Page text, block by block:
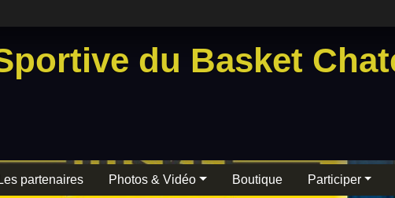
du Basket
Les partenaires Photos & Vidéo Boutique Participer